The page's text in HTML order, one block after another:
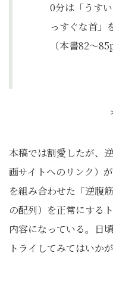
0分は「うす
っすぐな首」
（本書82～
本稿では割愛したが、
画サイトへのリンク）
を組み合わせた「逆
の配列）を正常にする
内容になっている。日
トライしてみてはいか